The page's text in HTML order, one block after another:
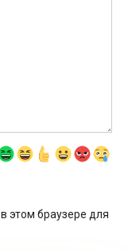
этом браузере для